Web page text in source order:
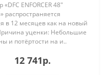
«DFC ENFORCER 48"
распространяется
в 12 месяцев как на новый
уценки: Небольшие
и потёртости на и..
12 741р.